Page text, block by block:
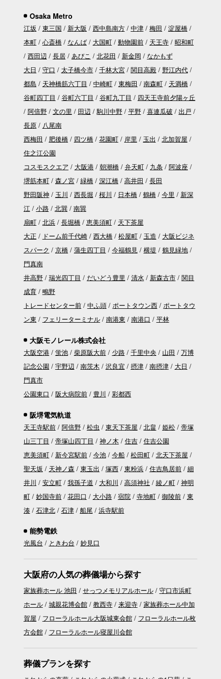
Osaka Metro
江坂 東三国 新大阪 西中島南方 中津 梅田
淀屋橋
本町
心斎橋 なんば 大国町 動物園前 天王寺
昭和町
西田辺
長居 あびこ 北花田 新金岡
なかもず
大日
守口 太子橋今市 千林大宮 関目高殿
野江内代
都島
天神橋筋六丁目 中崎町 東梅田 南森町
天満橋
谷町四丁目
谷町六丁目 谷町九丁目
四天王寺前夕陽ヶ丘
阿倍野
文の里 田辺 駒川中野 平野 喜連瓜破
出戸
長原
八尾南
西梅田
肥後橋 四ツ橋 花園町 岸里 玉出
北加賀屋
住之江公園
コスモスクエア
大阪港 朝潮橋 弁天町 九条
阿波座
堺筋本町
森ノ宮 緑橋 深江橋 高井田
長田
野田阪神
玉川 西長堀 桜川 日本橋 鶴橋 今里
新深
江
小路 北巽
南巽
扇町
北浜 長堀橋 恵美須町
天下茶屋
大正
ドーム前千代崎 西大橋 松屋町 玉造
大阪ビジネ
スパーク
京橋 蒲生四丁目 今福鶴見 横堤
鶴見緑地
門真南
井高野
瑞光四丁目 だいどう豊里 清水 新森古市
関目
成育
鴫野
トレードセンター前
中ふ頭 ポートタウン西
ポートタウ
ン東
フェリーターミナル 南港東 南港口 平林
大阪モノレール株式会社
大阪空港 蛍池 柴原阪大前 少路 千里中央 山田
万博
記念公園
宇野辺 南茨木 沢良宜 摂津 南摂津
大日
門真市
公園東口
阪大病院前 豊川 彩都西
阪堺電気軌道
天王寺駅前 阿倍野 松虫 東天下茶屋 北畠 姫松
帝塚
山三丁目
帝塚山四丁目 神ノ木 住吉
住吉公園
恵美須町
新今宮駅前 今池 今船 松田町
北天下茶屋
聖天坂
天神ノ森 東玉出 塚西 東粉浜 住吉鳥居前
細
井川
安立町 我孫子道 大和川 高須神社 綾ノ町
神明
町
妙国寺前 花田口 大小路 宿院 寺地町 御陵前
東
湊
石津北 石津 船尾 浜寺駅前
能勢電鉄
光風台 ときわ台 妙見口
大阪府の人気の葬儀場から探す
家族葬ホール 池田 せっつメモリアルホール
守口市浜町
ホール
城親花博会館 教西寺 来迎寺
家族葬ホール中加
賀屋
フローラルホール大阪城東会館
フローラルホール枚
方会館
フローラルホール寝屋川会館
葬儀プランを探す